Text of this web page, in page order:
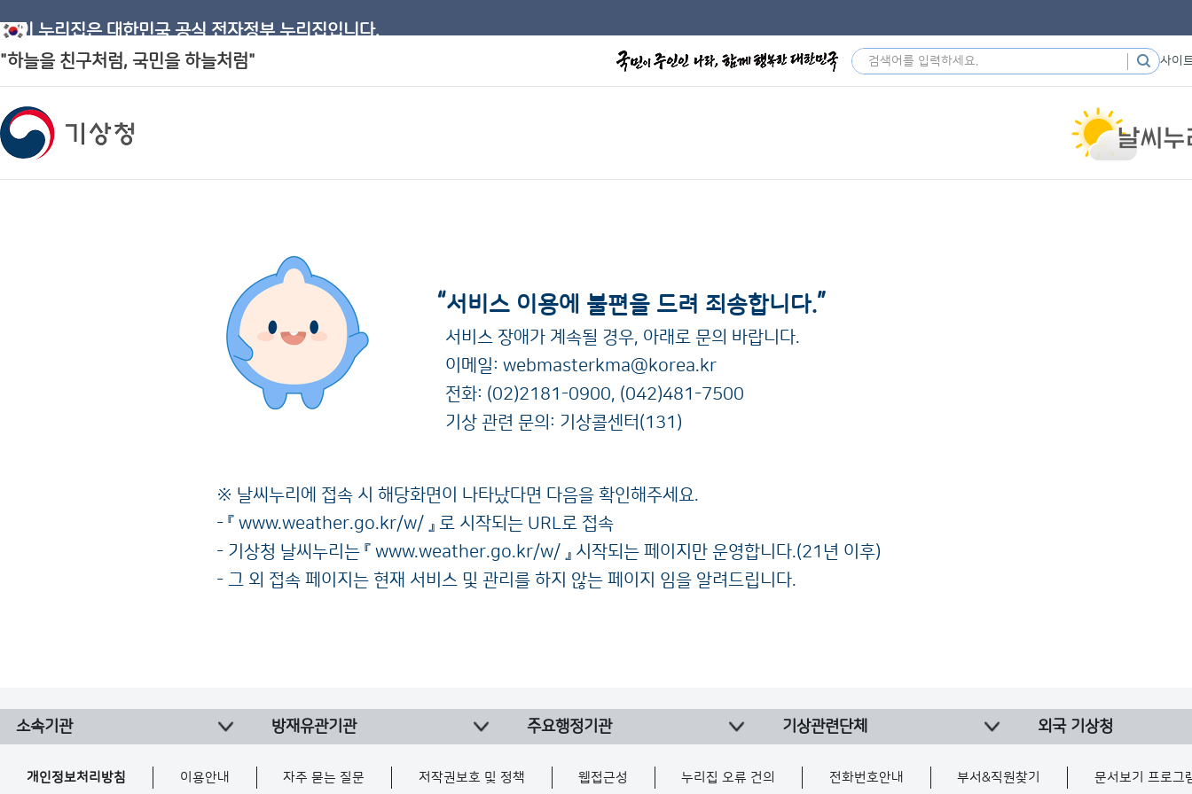
이 누리집은 대한민국 공식 전자정부 누리집입니다.
"하늘을 친구처럼, 국민을 하늘처럼"
사이
“서비스 이용에 불편을 드려 죄송합니다.”
서비스 장애가 계속될 경우, 아래로 문의 바랍니다.
이메일: webmasterkma@korea.kr
전화: (02)2181-0900, (042)481-7500
기상 관련 문의: 기상콜센터(131)
※ 날씨누리에 접속 시 해당화면이 나타났다면 다음을 확인해주세요.
- 『 www.weather.go.kr/w/ 』 로 시작되는 URL로 접속
- 기상청 날씨누리는 『 www.weather.go.kr/w/ 』 시작되는 페이지만 운영합니다.(21년 이후)
- 그 외 접속 페이지는 현재 서비스 및 관리를 하지 않는 페이지 임을 알려드립니다.
소속기관 방재유관기관 주요행정기관 기상관련단체 외국 기상청
개인정보처리방침 이용안내 자주 묻는 질문 저작권보호 및 정책 웹접근성 누리집 오류 건의 전화번호안내 부서&직원찾기 문서보기 프로그